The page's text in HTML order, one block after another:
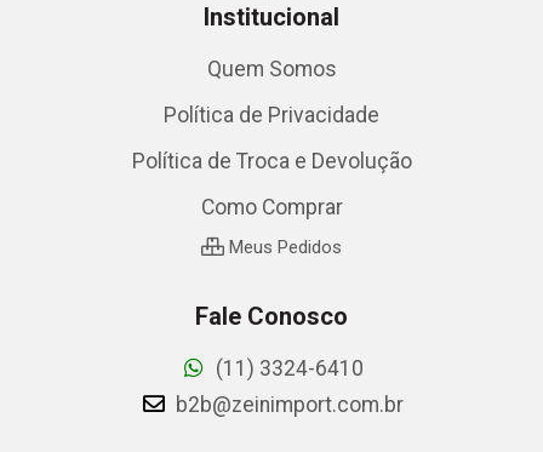
Institucional
Quem Somos
Política de Privacidade
Política de Troca e Devolução
Como Comprar
Meus Pedidos
Fale Conosco
(11) 3324-6410
b2b@zeinimport.com.br